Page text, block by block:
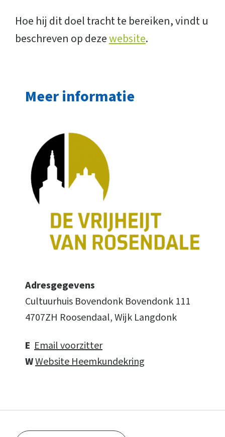
Hoe hij dit doel tracht te bereiken, vindt u
beschreven op dezewebsite.
Meer informatie
Adresgegevens
Cultuurhuis Bovendonk Bovendonk 111
4707ZH Roosendaal, Wijk Langdonk
E Email voorzitter
WWebsite Heemkundekring